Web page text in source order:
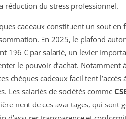
réduction du stress professionnel.
cadeaux constituent un soutien
En 2025, le plafond
196 € par salarié, un levier
le pouvoir d’achat. Notamment
chèques cadeaux facilitent l’accès
Les salariés de sociétés comme
de ces avantages, qui sont